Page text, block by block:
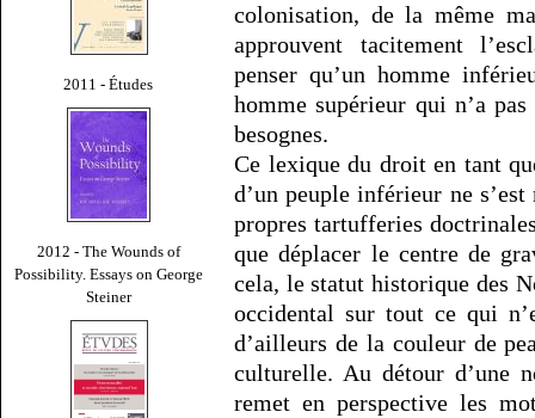
2011 - Études
2012 - The Wounds of
Possibility. Essays on George
Steiner
colonisation, de la même
approuvent tacitement
penser qu’un homme
homme supérieur qui n’a
besognes.
Ce lexique du droit en tant
d’un peuple inférieur ne
propres tartufferies
que déplacer le centre de
cela, le statut historique des
occidental sur tout ce qui
d’ailleurs de la couleur de
culturelle. Au détour d’une
remet en perspective les